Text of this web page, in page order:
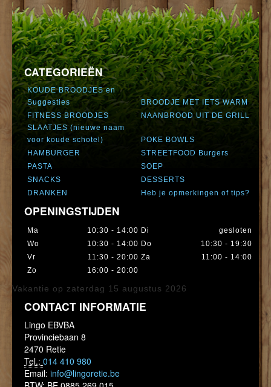
CATEGORIEËN
KOUDE BROODJES en
Suggesties
BROODJE MET IETS WARM
FITNESS BROODJES
NAANBROOD UIT DE GRILL
SLAATJES (nieuwe naam
voor koude schotel)
POKE BOWLS
HAMBURGER
STREETFOOD Burgers
PASTA
SOEP
SNACKS
DESSERTS
DRANKEN
Heb je opmerkingen of tips?
OPENINGSTIJDEN
Ma 10:30 - 14:00 Di
gesloten
Wo
10:30 - 14:00 Do
10:30 - 19:30
Vr
11:30 - 20:00 Za
11:00 - 14:00
Zo
16:00 - 20:00
Vakantie op zaterdag 15 augustus 2026
CONTACT INFORMATIE
Lingo EBVBA
Provinciebaan 8
2470 Retie
Tel.: 014 410 980
Email: info@lingoretie.be